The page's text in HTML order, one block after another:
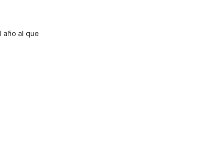
año al que